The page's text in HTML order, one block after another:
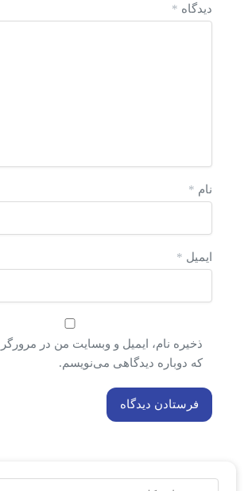
دیدگاه *
نام *
ایمیل *
ذخیره نام، ایمیل و وبسایت من در
که دوباره دیدگاهی می‌نویسم.